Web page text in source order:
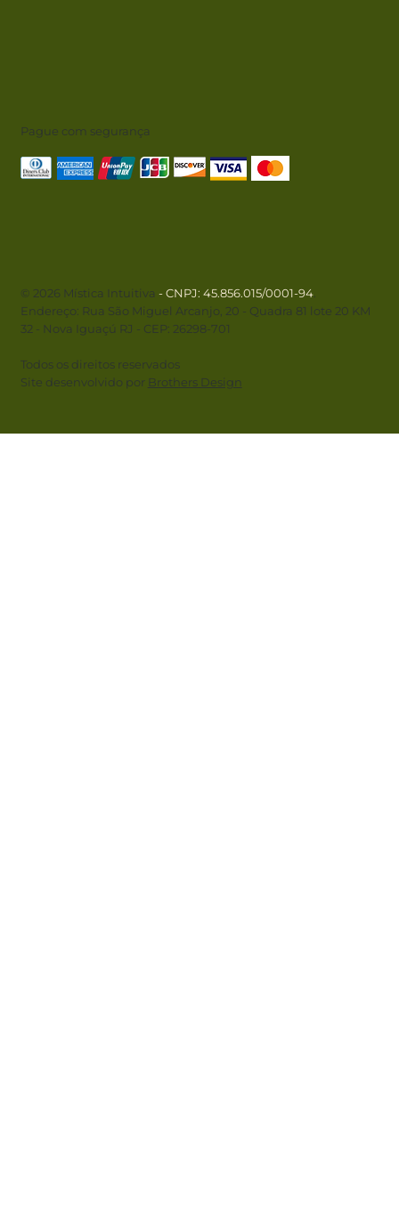
Pague com segurança
© 2026 Mística Intuitiva - CNPJ: 45.856.015/0001-94.
Endereço: Rua São Miguel Arcanjo, 20 - Quadra 81 lote 20 KM
32 - Nova Iguaçú RJ - CEP: 26298-701
Todos os direitos reservados
Site desenvolvido por Brothers Design